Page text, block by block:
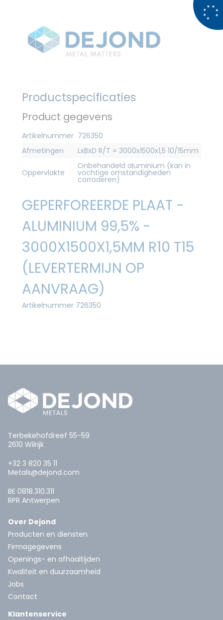
Productspecificaties
Product gegevens
Artikelnummer 726350
Afmetingen
LxBxD R/T = 3000x1500x1,5 10/15mm
Oppervlakte
Onbehandeld aluminium (kan in
vochtige omstandigheden
corroderen)
GEPERFOREERDE PLAAT -
ALUMINIUM 99,5% -
3000X1500X1,5MM R10 T15
(LEVERTERMIJN OP
AANVRAAG)
Artikelnummer 726350
Terbekehofdreef 55-59
2610 Wilrijk
+32 3 820 35 11
Metals@dejond.com
BE 0818.310.311
RPR Antwerpen
Over Dejond
Producten en diensten
Firmagegevens
Openings- en afhaaltijden
Kwaliteit en duurzaamheid
Jobs
Contact
Klantenservice